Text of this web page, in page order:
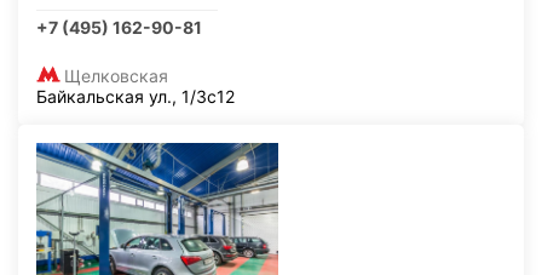
+7 (495) 162-90-81
Щелковская
Байкальская ул., 1/3с12